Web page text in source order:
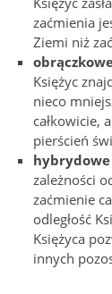
zaćmienia
Ziemi niż
Księżyc
nieco
całkowicie,
pierścień
hybrydowe
zależności
zaćmienie
odległość
Księżyca
innych